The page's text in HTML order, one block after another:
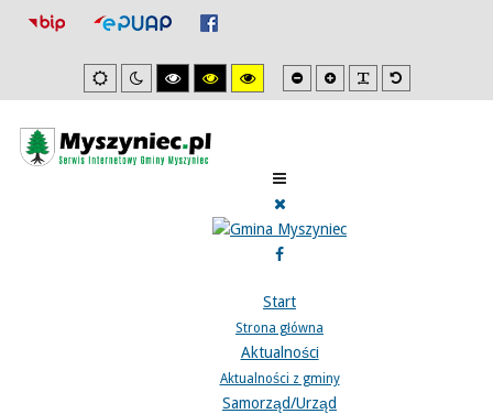
Ustawienia
domyslne
Tryb
nocny
Wysoki
kontrast
Wysoki
kontrast
Wysoki
kontrast
Mniejsza
czcionka
Zwiększona
czcionka
Domyślna
czcionka
Start
Strona główna
Aktualności
Aktualności z gminy
Samorząd/Urząd